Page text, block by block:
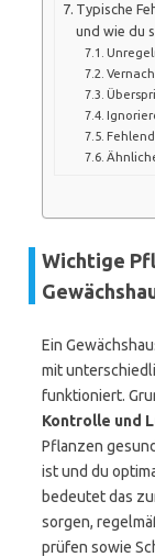
Typische
und wie du
Wichtige
Ein
mit
funktioniert.
Kontrolle und
Pflanzen
ist und du
bedeutet das
sorgen,
prüfen sowie